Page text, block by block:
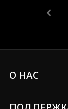
О НАС